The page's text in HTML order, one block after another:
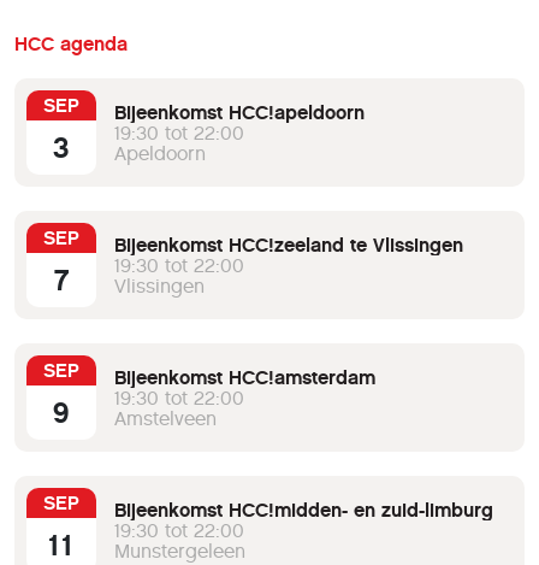
n
HCC agenda
SEP
3
Bijeenkomst HCC!apeldoorn
19:30 tot 22:00
Apeldoorn
SEP
7
Bijeenkomst HCC!zeeland te Vlissingen
19:30 tot 22:00
Vlissingen
SEP
9
Bijeenkomst HCC!amsterdam
19:30 tot 22:00
Amstelveen
SEP
11
Bijeenkomst HCC!midden- en zuid-limburg
19:30 tot 22:00
Munstergeleen